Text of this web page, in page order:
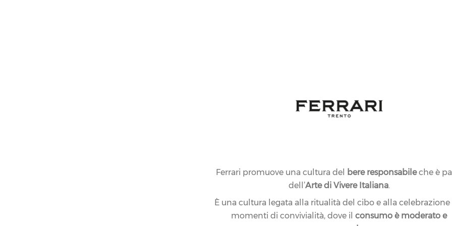
Ferrari promuove una cultura del bere responsabileche è
dell’Arte di Vivere Italiana.
È una cultura legata alla ritualità del cibo e alla celebrazione
momenti di convivialità, dove il consumo è moderato e